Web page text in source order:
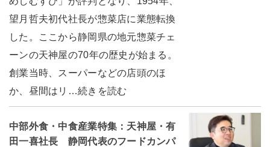
望月哲夫初代社長が惣菜店に業態転換
した。ここから静岡県の地元惣菜チェ
ーンの天神屋の70年の歴史が始まる。
創業当時、スーパーなどの店頭のほ
か、昼間はリ…続きを読む
中部外食・中食産業特集：天神屋・有
田一喜社長 静岡代表のフードカンパ